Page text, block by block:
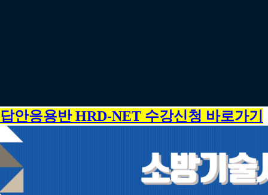
답안응용반 HRD-NET 수강신청 바로가기